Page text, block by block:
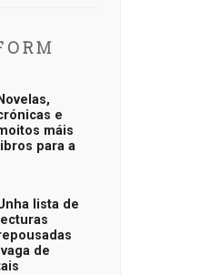
Novelas,
e
máis
libros para a
lista de
lecturas
de